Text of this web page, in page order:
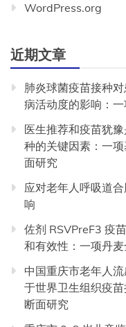
WordPress.org
近期文章
肺炎球菌疫苗接种
病活动度的影响：
医生推荐和疫苗犹
种的关键因素：一
面研究
应对老年人呼吸道
响
佐剂 RSVPreF3 疫
和有效性：一项丹
中国重庆市老年人
于世界卫生组织疫
断面研究